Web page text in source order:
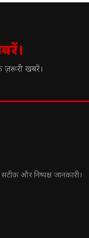
ज़रूरी खबरें।
और निष्पक्ष जानकारी।